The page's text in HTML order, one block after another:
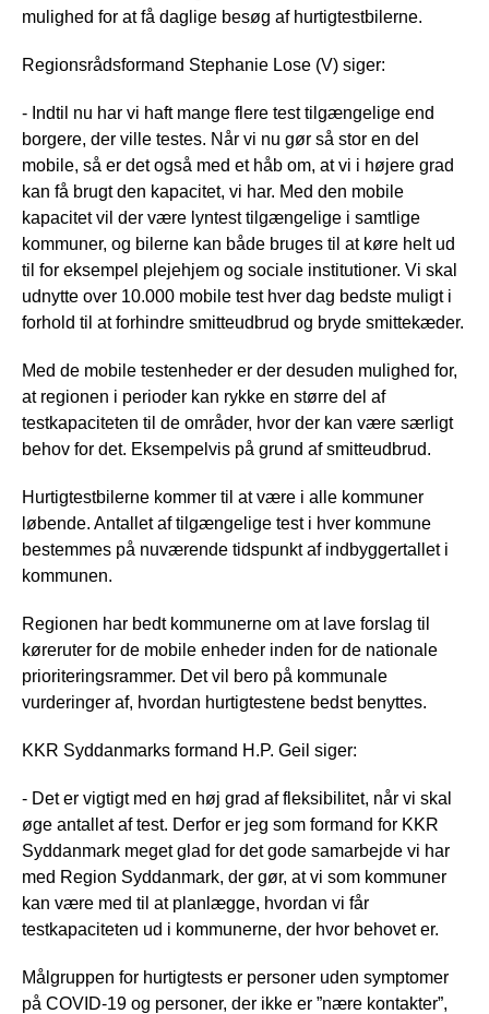
mulighed for at få daglige besøg af hurtigtestbilerne.
Regionsrådsformand Stephanie Lose (V) siger:
- Indtil nu har vi haft mange flere test tilgængelige end
borgere, der ville testes. Når vi nu gør så stor en del
mobile, så er det også med et håb om, at vi i højere grad
kan få brugt den kapacitet, vi har. Med den mobile
kapacitet vil der være lyntest tilgængelige i samtlige
kommuner, og bilerne kan både bruges til at køre helt ud
til for eksempel plejehjem og sociale institutioner. Vi skal
udnytte over 10.000 mobile test hver dag bedste muligt i
forhold til at forhindre smitteudbrud og bryde smittekæder.
Med de mobile testenheder er der desuden mulighed for,
at regionen i perioder kan rykke en større del af
testkapaciteten til de områder, hvor der kan være særligt
behov for det. Eksempelvis på grund af smitteudbrud.
Hurtigtestbilerne kommer til at være i alle kommuner
løbende. Antallet af tilgængelige test i hver kommune
bestemmes på nuværende tidspunkt af indbyggertallet i
kommunen.
Regionen har bedt kommunerne om at lave forslag til
køreruter for de mobile enheder inden for de nationale
prioriteringsrammer. Det vil bero på kommunale
vurderinger af, hvordan hurtigtestene bedst benyttes.
KKR Syddanmarks formand H.P. Geil siger:
- Det er vigtigt med en høj grad af fleksibilitet, når vi skal
øge antallet af test. Derfor er jeg som formand for KKR
Syddanmark meget glad for det gode samarbejde vi har
med Region Syddanmark, der gør, at vi som kommuner
kan være med til at planlægge, hvordan vi får
testkapaciteten ud i kommunerne, der hvor behovet er.
Målgruppen for hurtigtests er personer uden symptomer
på COVID-19 og personer, der ikke er ”nære kontakter”,